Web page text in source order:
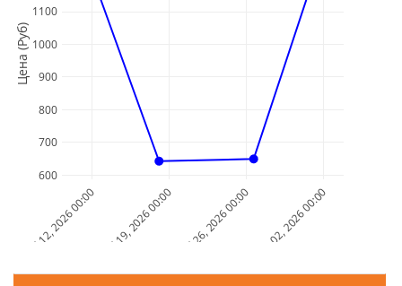
Jul 12, 2026 00:00 Jul 19, 2026 00:00 Jul 26, 2026 00:00 Aug 02, 2026 00:00
600
700
800
900
1000
1100
Цена (Руб)